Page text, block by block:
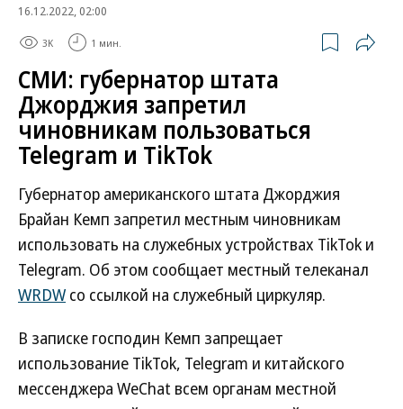
16.12.2022, 02:00
3K 1 мин.
СМИ: губернатор штата
Джорджия запретил
чиновникам пользоваться
Telegram и TikTok
Губернатор американского штата Джорджия
Брайан Кемп запретил местным чиновникам
использовать на служебных устройствах TikTok и
Telegram. Об этом сообщает местный телеканал
WRDW со ссылкой на служебный циркуляр.
В записке господин Кемп запрещает
использование TikTok, Telegram и китайского
мессенджера WeChat всем органам местной